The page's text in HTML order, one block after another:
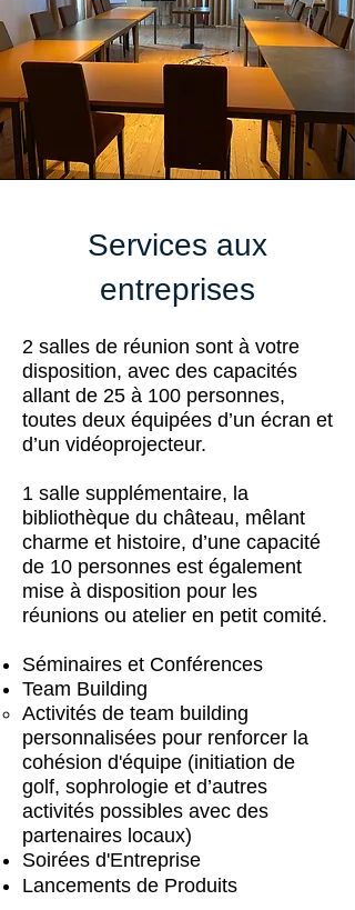
Services aux
entreprises
2 salles de réunion sont à votre
disposition, avec des capacités
allant de 25 à 100 personnes,
toutes deux équipées d’un écran et
d’un vidéoprojecteur.
1 salle supplémentaire, la
bibliothèque du château, mêlant
charme et histoire, d’une capacité
de 10 personnes est également
mise à disposition pour les
réunions ou atelier en petit comité.
Séminaires et Conférences
Team Building
Activités de team building
personnalisées pour renforcer la
cohésion d'équipe (initiation de
golf, sophrologie et d’autres
activités possibles avec des
partenaires locaux)
Soirées d'Entreprise
Lancements de Produits